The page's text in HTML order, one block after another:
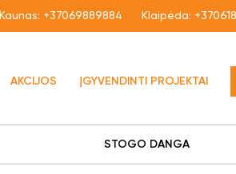
Kaunas: +37069889884 Klaipėda:
AKCIJOS ĮGYVENDINTI PROJEKTAI
STOGO DANGA